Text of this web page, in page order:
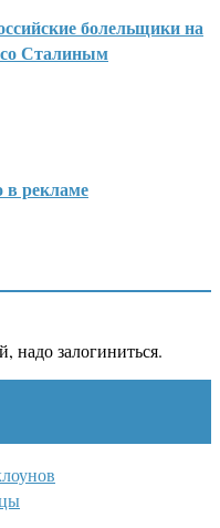
болельщики на
Сталиным
рекламе
надо залогиниться.